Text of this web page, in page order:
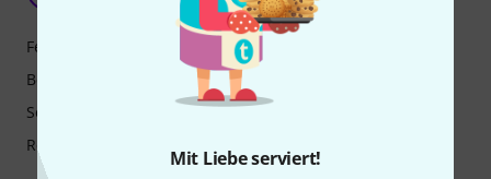
Mit Liebe serviert!
Features
Bedienung
Sound/Qualität
Rechner Auslastung